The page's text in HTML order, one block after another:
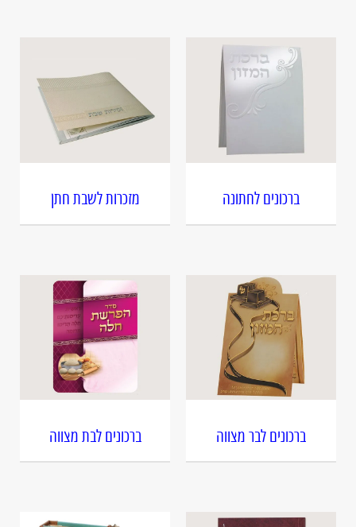
ברכונים לחתונה מזכרות לשבת חתן
ברכונים לבר מצווה ברכונים לבת מצווה